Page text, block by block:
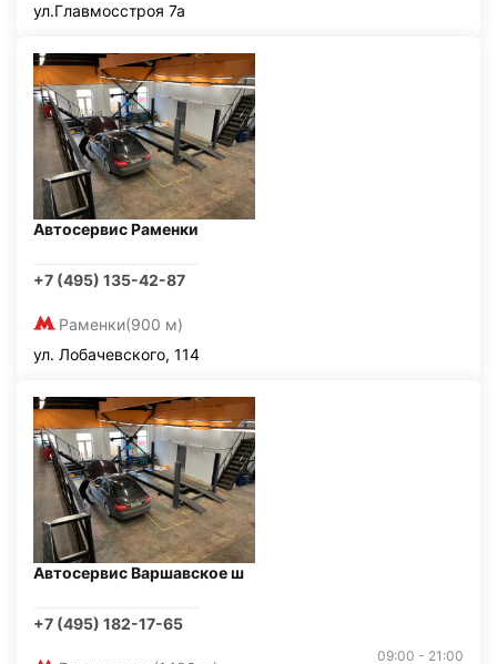
ул.Главмосстроя 7а
Автосервис Раменки
+7 (495) 135-42-87
Раменки(900 м)
ул. Лобачевского, 114
Автосервис Варшавское ш
+7 (495) 182-17-65
09:00 - 21:00